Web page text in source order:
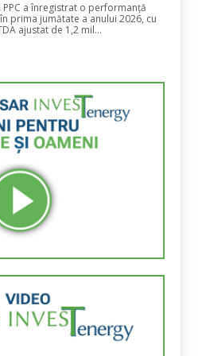
PPC a înregistrat o performanță
prima jumătate a anului 2026, cu
ajustat de 1,2 mil...